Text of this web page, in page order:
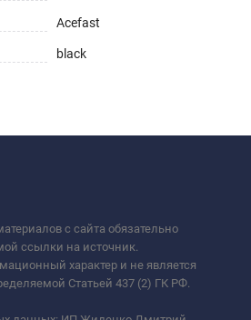
Acefast
black
с сайта обязательно
ссылки на источник.
характер и не является
Статьей 437 (2) ГК РФ.